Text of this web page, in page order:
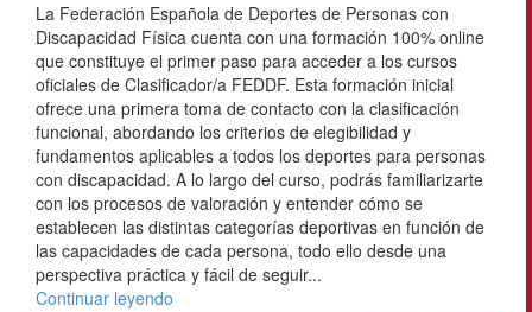
La Federación Española de Deportes de Personas con
Discapacidad Física cuenta con una formación 100% online
que constituye el primer paso para acceder a los cursos
oficiales de Clasificador/a FEDDF. Esta formación inicial
ofrece una primera toma de contacto con la clasificación
funcional, abordando los criterios de elegibilidad y
fundamentos aplicables a todos los deportes para personas
con discapacidad. A lo largo del curso, podrás familiarizarte
con los procesos de valoración y entender cómo se
establecen las distintas categorías deportivas en función de
las capacidades de cada persona, todo ello desde una
perspectiva práctica y fácil de seguir...
Continuar leyendo